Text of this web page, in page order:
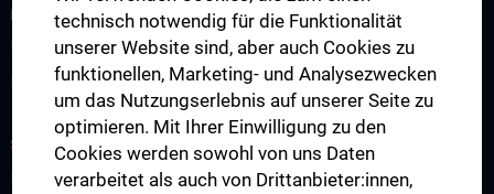
FORSCHUNG
Überblick
Publikationen
STUDIUM, AUS- UND WEITERBILDUNG
Lehrveranstaltungsankündigung
technisch notwendig für die Funktionalität
unserer Website sind, aber auch Cookies zu
funktionellen, Marketing- und Analysezwecken
um das Nutzungserlebnis auf unserer Seite zu
optimieren. Mit Ihrer Einwilligung zu den
Cookies werden sowohl von uns Daten
verarbeitet als auch von Drittanbieter:innen,